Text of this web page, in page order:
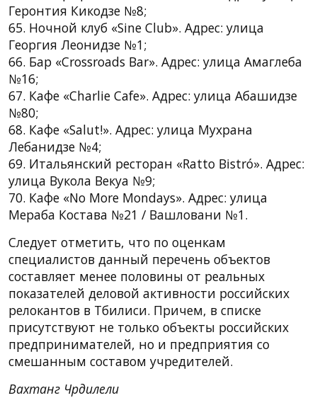
Геронтия Кикодзе №8;
65. Ночной клуб «Sine Club». Адрес: улица
Георгия Леонидзе №1;
66. Бар «Crossroads Bar». Адрес: улица Амаглеба
№16;
67. Кафе «Charlie Cafe». Адрес: улица Абашидзе
№80;
68. Кафе «Salut!». Адрес: улица Мухрана
Лебанидзе №4;
69. Итальянский ресторан «Ratto Bistró». Адрес:
улица Вукола Векуа №9;
70. Кафе «No More Mondays». Адрес: улица
Мераба Костава №21 / Вашловани №1.
Следует отметить, что по оценкам
специалистов данный перечень объектов
составляет менее половины от реальных
показателей деловой активности российских
релокантов в Тбилиси. Причем, в списке
присутствуют не только объекты российских
предпринимателей, но и предприятия со
смешанным составом учредителей.
Вахтанг Чрдилели